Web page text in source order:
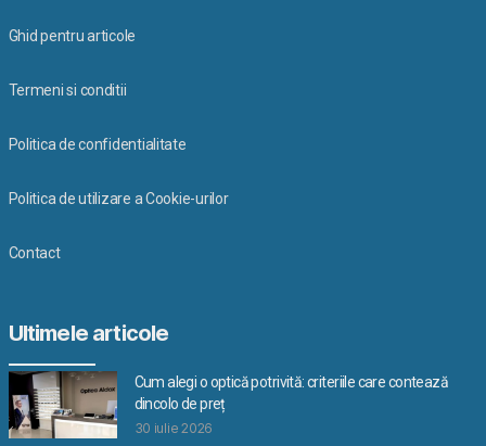
Ghid pentru articole
Termeni si conditii
Politica de confidentialitate
Politica de utilizare a Cookie-urilor
Contact
Ultimele articole
Cum alegi o optică potrivită: criteriile care contează
dincolo de preț
30 iulie 2026